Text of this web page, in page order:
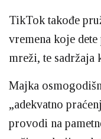
TikTok takođe
vremena koje
mreži, te sadržaja
Majka
„adekvatno
provodi na